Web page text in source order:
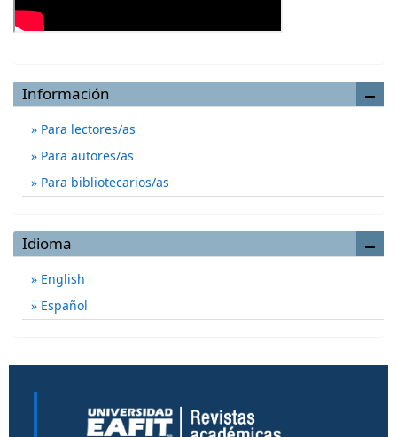
Información
Para lectores/as
Para autores/as
Para bibliotecarios/as
Idioma
English
Español